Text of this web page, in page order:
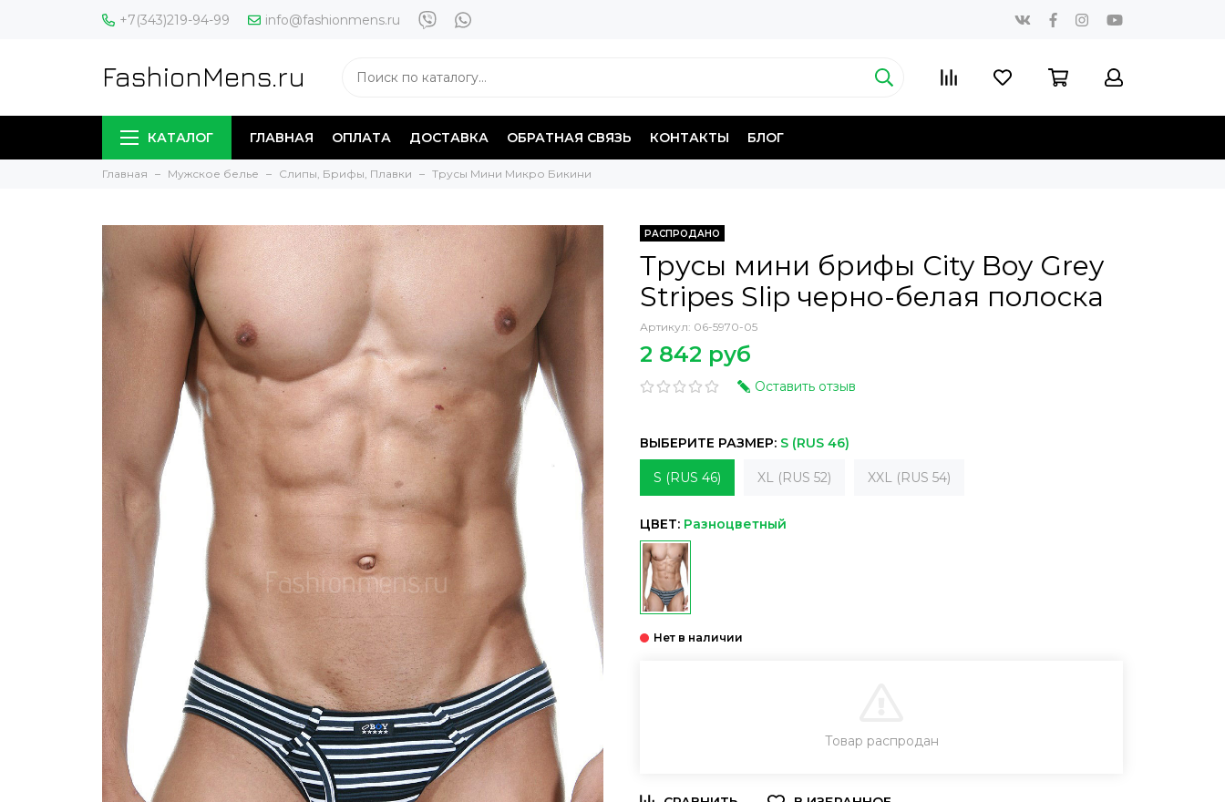
+7(343)219-94-99 info@fashionmens.ru
FashionMens.ru
КАТАЛОГ ГЛАВНАЯ ОПЛАТА ДОСТАВКА ОБРАТНАЯ СВЯЗЬ КОНТАКТЫ БЛОГ
Главная Мужское белье Слипы, Брифы, Плавки Трусы Мини Микро Бикини
РАСПРОДАНО
Трусы мини брифы City Boy Grey
Stripes Slip черно-белая полоска
Артикул: 06-5970-05
2 842 руб
Оставить отзыв
ВЫБЕРИТЕ РАЗМЕР: S (RUS 46)
S (RUS 46) XL (RUS 52) XXL (RUS 54)
ЦВЕТ: Разноцветный
ЗАКАЗ В ОДИН КЛИК
Товар распродан